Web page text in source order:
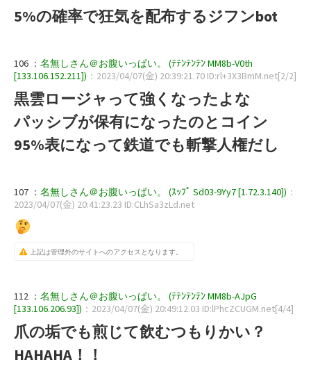
5%の確率で狂気を配布するジフンbot
106 ： 名無しさん＠お腹いっぱい。 (ﾃﾃﾝﾃﾝﾃﾝ MM8b-V0th
[133.106.152.211]) ：2023/04/07(金) 20:39:21.70 ID:rl+3X3BmM.net[2/2]
黒雲ロージャって強くなったよな
パッシブが保有になったのとコイン
95%表になって鉄道でも斬撃人権だし
107 ： 名無しさん＠お腹いっぱい。 (ｽｯﾌﾟ Sd03-9Yy7 [1.72.3.140]) ：
2023/04/07(金) 20:41:23.23 ID:CLhSa3zLd.net
上記は管理外のサイトへのアクセスとなります。
112 ： 名無しさん＠お腹いっぱい。 (ﾃﾃﾝﾃﾝﾃﾝ MM8b-AJpG
[133.106.206.93]) ：2023/04/07(金) 20:49:12.03 ID:lPhcZCUGM.net[4/4]
爪の垢でも煎じて飲むつもりかい？
HAHAHA！！